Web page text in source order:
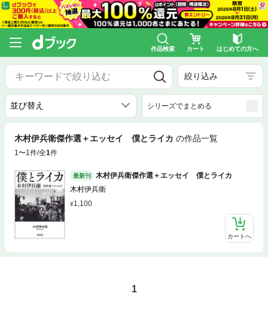
作品検索 カート はじめての方へ
絞り込み
シリーズでまとめる
木村伊兵衛傑作選＋エッセイ 僕とライカ の作品一覧
1〜1件/全1件
最新刊
木村伊兵衛傑作選＋エッセイ 僕とライカ
木村伊兵衛
1,100
カートへ
1